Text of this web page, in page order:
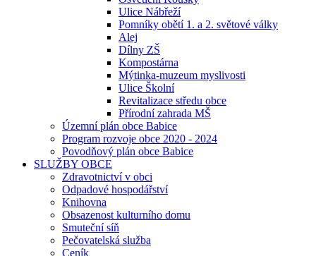
Ulice Nábřeží
Pomníky obětí 1. a 2. světové války
Alej
Dílny ZŠ
Kompostárna
Mýtinka-muzeum myslivosti
Ulice Školní
Revitalizace středu obce
Přírodní zahrada MŠ
Územní plán obce Babice
Program rozvoje obce 2020 - 2024
Povodňový plán obce Babice
SLUŽBY OBCE
Zdravotnictví v obci
Odpadové hospodářství
Knihovna
Obsazenost kulturního domu
Smuteční síň
Pečovatelská služba
Ceník